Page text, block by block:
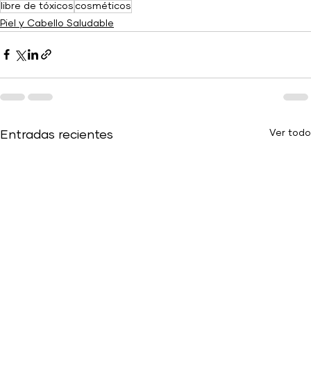
libre de tóxicos cosméticos
Piel y Cabello Saludable
Entradas recientes Ver todo